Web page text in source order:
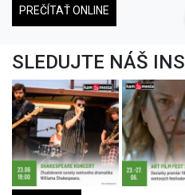
PREČÍTAŤ ONLINE
SLEDUJTE NÁŠ